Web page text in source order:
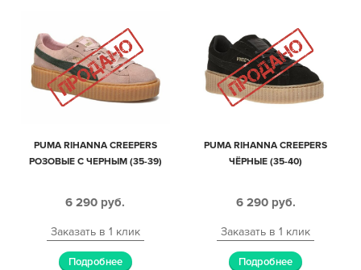
PUMA RIHANNA CREEPERS
РОЗОВЫЕ С ЧЕРНЫМ (35-39)
6 290 руб.
Заказать в 1 клик
Подробнее
PUMA RIHANNA CREEPERS
ЧЁРНЫЕ (35-40)
6 290 руб.
Заказать в 1 клик
Подробнее